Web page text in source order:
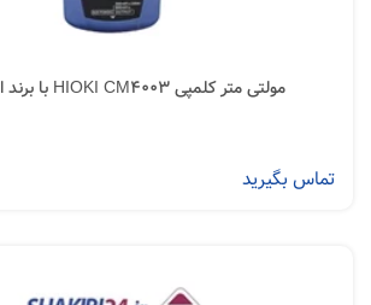
مولتی متر کلمپی HIOKI CM4003 با برند اصلی هیوکی
تماس بگیرید